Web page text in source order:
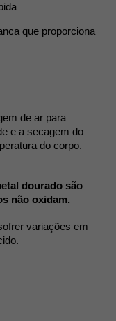
que proporciona
de ar para
e a secagem do
do corpo.
dourado são
não oxidam.
variações em